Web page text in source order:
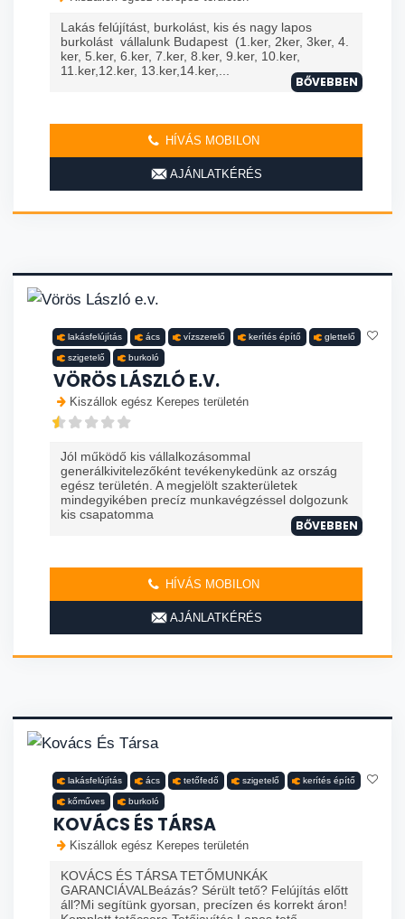
Lakás felújítást, burkolást, kis és nagy lapos
burkolást vállalunk Budapest (1.ker, 2ker, 3ker, 4.
ker, 5.ker, 6.ker, 7.ker, 8.ker, 9.ker, 10.ker,
11.ker,12.ker, 13.ker,14.ker,...
BŐVEBBEN
HÍVÁS MOBILON
AJÁNLATKÉRÉS
lakásfelújítás ács vízszerelő kerítés építő glettelő
szigetelő burkoló
VÖRÖS LÁSZLÓ E.V.
Kiszállok egész Kerepes területén
Jól működő kis vállalkozásommal
generálkivitelezőként tevékenykedünk az ország
egész területén. A megjelölt szakterületek
mindegyikében precíz munkavégzéssel dolgozunk
kis csapatomma
BŐVEBBEN
HÍVÁS MOBILON
AJÁNLATKÉRÉS
lakásfelújítás ács tetőfedő szigetelő kerítés építő
kőműves burkoló
KOVÁCS ÉS TÁRSA
Kiszállok egész Kerepes területén
KOVÁCS ÉS TÁRSA TETŐMUNKÁK
GARANCIÁVALBeázás? Sérült tető? Felújítás előtt
áll?Mi segítünk gyorsan, precízen és korrekt áron!